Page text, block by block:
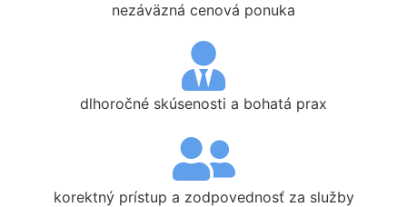
nezáväzná cenová ponuka
dlhoročné skúsenosti a bohatá prax
korektný prístup a zodpovednosť za služby